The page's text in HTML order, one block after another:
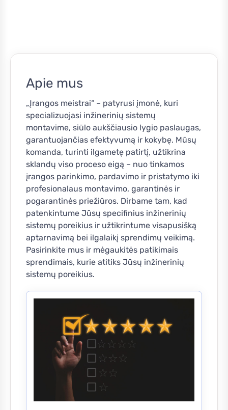
Apie mus
„Įrangos meistrai“ – patyrusi įmonė, kuri
specializuojasi inžinerinių sistemų
montavime, siūlo aukščiausio lygio paslaugas,
garantuojančias efektyvumą ir kokybę. Mūsų
komanda, turinti ilgametę patirtį, užtikrina
sklandų viso proceso eigą – nuo tinkamos
įrangos parinkimo, pardavimo ir pristatymo iki
profesionalaus montavimo, garantinės ir
pogarantinės priežiūros. Dirbame tam, kad
patenkintume Jūsų specifinius inžinerinių
sistemų poreikius ir užtikrintume visapusišką
aptarnavimą bei ilgalaikį sprendimų veikimą.
Pasirinkite mus ir mėgaukitės patikimais
sprendimais, kurie atitiks Jūsų inžinerinių
sistemų poreikius.